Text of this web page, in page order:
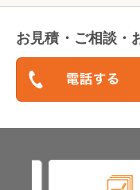
お見積・ご相談・